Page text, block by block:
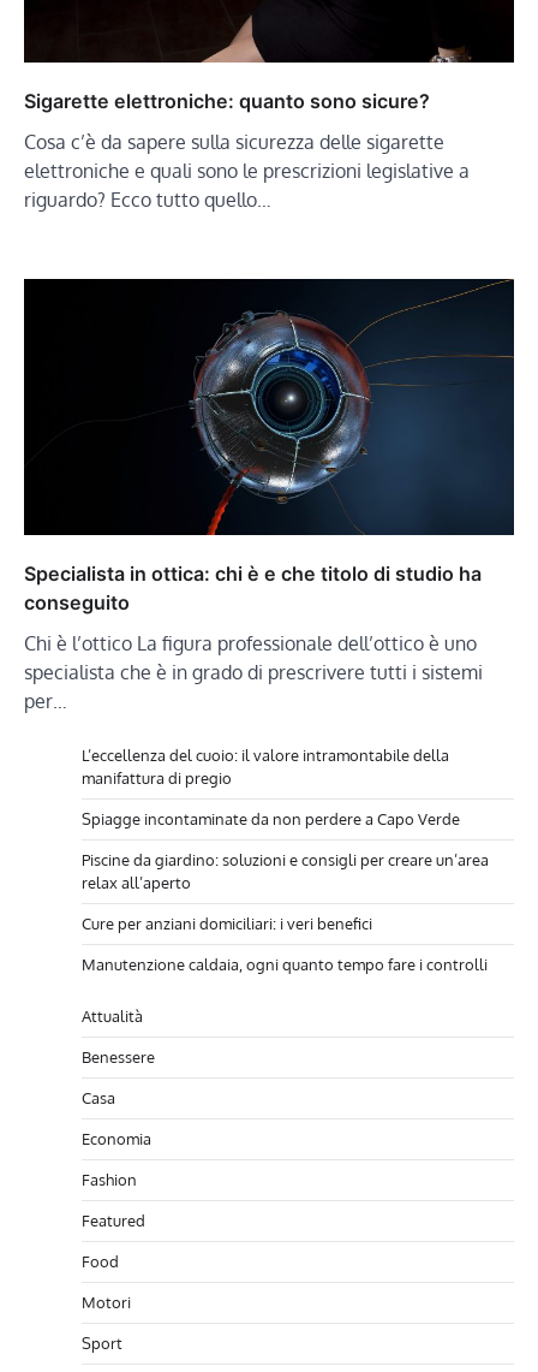
Sigarette elettroniche: quanto sono sicure?
Cosa c’è da sapere sulla sicurezza delle sigarette
elettroniche e quali sono le prescrizioni legislative a
riguardo? Ecco tutto quello…
Specialista in ottica: chi è e che titolo di studio ha
conseguito
Chi è l’ottico La figura professionale dell’ottico è uno
specialista che è in grado di prescrivere tutti i sistemi
per…
L’eccellenza del cuoio: il valore intramontabile della
manifattura di pregio
Spiagge incontaminate da non perdere a Capo Verde
Piscine da giardino: soluzioni e consigli per creare un’area
relax all’aperto
Cure per anziani domiciliari: i veri benefici
Manutenzione caldaia, ogni quanto tempo fare i controlli
Attualità
Benessere
Casa
Economia
Fashion
Featured
Food
Motori
Sport